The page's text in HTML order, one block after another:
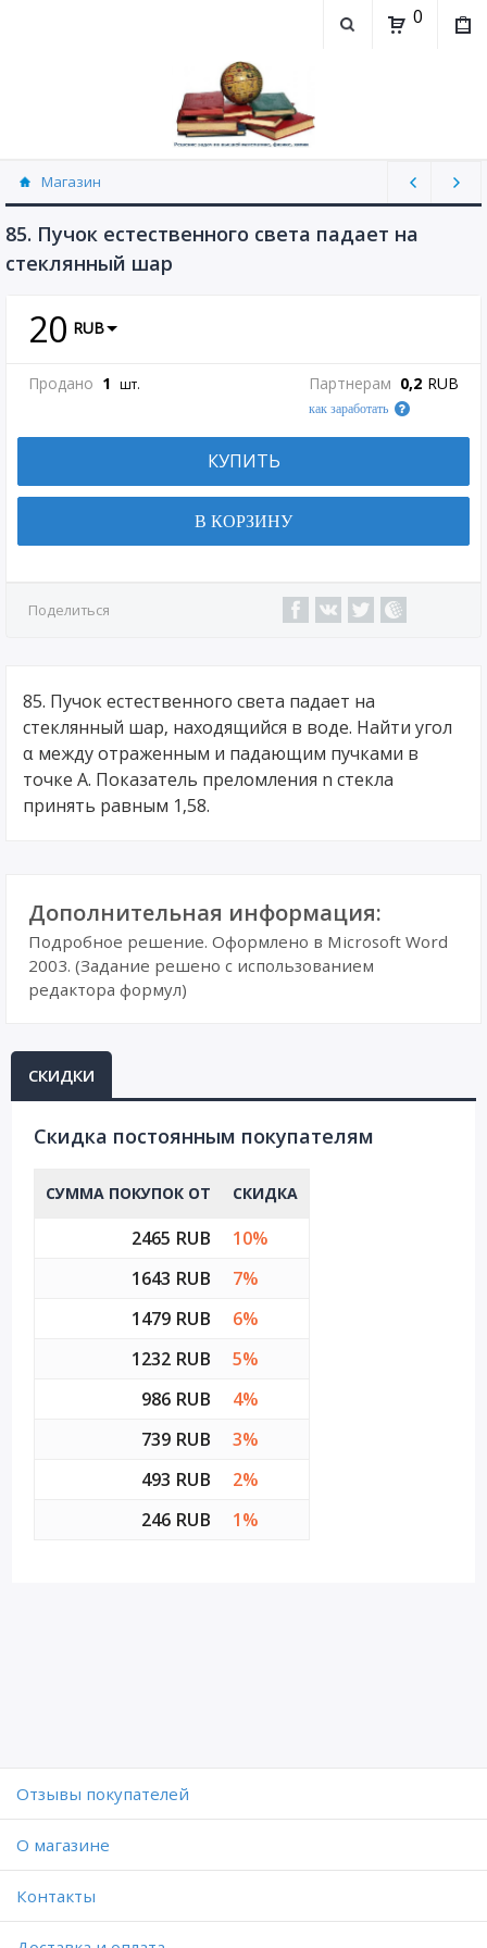
0
Магазин
Физика, химия (рассылаю Doc+PDF) (8689)
85. Пучок естественного света падает на
стеклянный шар
20 RUB
Продано 1 шт. Партнерам 0,2 RUB
как заработать
КУПИТЬ
В КОРЗИНУ
Поделиться
85. Пучок естественного света падает на
стеклянный шар, находящийся в воде. Найти угол
α между отраженным и падающим пучками в
точке А. Показатель преломления n стекла
принять равным 1,58.
Дополнительная информация:
Подробное решение. Оформлено в Microsoft Word
2003. (Задание решено с использованием
редактора формул)
СКИДКИ
Cкидка постоянным покупателям
СУММА ПОКУПОК ОТ СКИДКА
2465 RUB
10%
1643 RUB
7%
1479 RUB
6%
1232 RUB
5%
986 RUB
4%
739 RUB
3%
493 RUB
2%
246 RUB
1%
Отзывы покупателей
O магазине
Контакты